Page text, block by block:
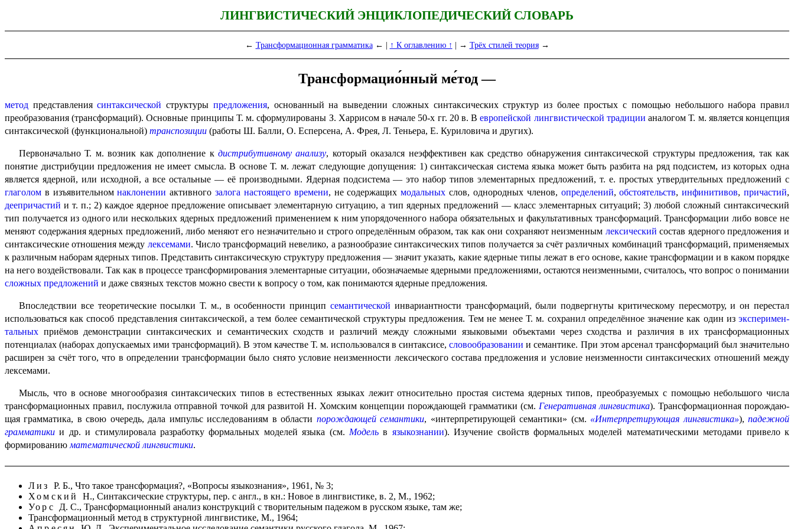
ЛИНГВИСТИЧЕСКИЙ ЭНЦИКЛОПЕДИЧЕСКИЙ СЛОВАРЬ
← Трансформационная грамматика← | ↑ К оглавлению ↑ | → Трёх стилей теория→
Трансформацио́нный ме́тод —
метод представлениясинтаксической структуры предложения, основан­ный на выведении сложных синтаксических структур из более простых с помощью небольшого набора правил
преобразования (трансформаций). Основные принципы Т. м. сформулированы З. Харрисом в начале 50‑х гг. 20 в. Вевро­пей­ской лингви­сти­че­ской традиции аналогом Т. м. является концепция
синтаксической (функцио­наль­ной) транспозиции (работы Ш. Балли, О. Есперсена, А. Фрея, Л. Теньера, Е. Куриловича и других).
Первоначально Т. м. возник как дополнение к дистрибутивному анализу, который оказался неэффек­ти­вен как средство обнаружения синтаксической структуры предложения, так как
понятие дистрибуции предложения не имеет смысла. В основе Т. м. лежат следующие допущения: 1) синтакси­че­ская система языка может быть разбита на ряд подсистем, из которых одна
является ядерной, или исходной, а все остальные — её производными. Ядерная подсистема — это набор типов элементарных предложений, т. е. простых утвердительных предложений с
глаголом в изъявительномнаклонении активногозалога настоящего времени, не содержащихмодальных слов, однородных членов, опреде­ле­ний,обстоятельств,инфинитивов,причастий,
деепричастий и т. п.; 2) каждое ядерное предложение описывает элементарную ситуацию, а тип ядерных предложений — класс элементарных ситуаций; 3) любой сложный синтаксический
тип получается из одного или нескольких ядерных предложений приме­не­ни­ем к ним упорядоченного набора обязательных и факультативных трансформаций. Транс­фор­ма­ции либо вовсе не
меняют содержания ядерных предложений, либо меняют его незначительно и строго опреде­лён­ным образом, так как они сохраняют неизменным лексический состав ядерного предло­же­ния и
синтаксические отношения между лексемами. Число трансформаций невелико, а разно­обра­зие синтаксических типов получается за счёт различных комбинаций трансформаций, приме­ня­е­мых
к различным наборам ядерных типов. Представить синтаксическую структуру предло­же­ния — значит указать, какие ядерные типы лежат в его основе, какие трансфор­ма­ции и в каком поряд­ке
на него воздей­ство­ва­ли. Так как в процессе трансфор­ми­ро­ва­ния элементарные ситуации, обозна­ча­е­мые ядерными предложениями, остаются неизменными, считалось, что вопрос о понимании
сложных предложений и даже связных текстов можно свести к вопросу о том, как понимаются ядерные предло­же­ния.
Впоследствии все теоретические посылки Т. м., в особенности принцип семантической инвари­ант­но­сти трансформаций, были подвергнуты критическому пересмотру, и он перестал
исполь­зо­вать­ся как способ представления синтаксической, а тем более семантической структуры предложения. Тем не менее Т. м. сохранил определённое значение как один из эксперимен­
таль­ных приёмов демонстра­ции синтаксических и семантических сходств и различий между слож­ны­ми языковыми объектами через сходства и различия в их транс­фор­ма­ци­он­ных
потенциалах (наборах допускаемых ими трансформаций). В этом качестве Т. м. исполь­зо­вал­ся в синтаксисе,слово­обра­зо­ва­нии и семантике. При этом арсенал трансфор­ма­ций был значительно
расширен за счёт того, что в определении трансфор­ма­ции было снято условие неизменности лексического состава предложения и условие неизмен­но­сти синтакси­че­ских отношений между
лексемами.
Мысль, что в основе многообразия синтаксических типов в естественных языках лежит относи­тель­но простая система ядерных типов, преобразуемых с помощью небольшого числа
трансформационных правил, послужила отправной точкой для развитой Н. Хомским концепции порождающей грамматики (см. Генеративная лингвистика). Трансфор­ма­ци­он­ная порож­да­ю­
щая грамматика, в свою очередь, дала импульс исследованиям в области порождающей семантики, «интер­пре­ти­ру­ю­щей семантики» (см. «Интерпретирующая лингвистика»),падежной
грамма­ти­ки и др. и стимулировала разработку формаль­ных моделей языка (см. Модель в языкознании). Изучение свойств формальных моделей матема­ти­че­ски­ми методами привело к
формированию матема­ти­че­ской лингвистики.
Лиз Р. Б., Что такое трансформация?, «Вопросы языкознания», 1961, № 3;
Хомский Н., Синтаксические структуры, пер. с англ., в кн.: Новое в лингвистике, в. 2, М., 1962;
Уорс Д. С., Трансформационный анализ конструкций с творительным падежом в русском языке, там же;
Трансформационный метод в структурной лингвистике, М., 1964;